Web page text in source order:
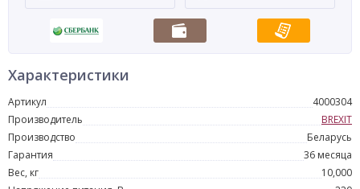
Характеристики
Артикул
4000304
Производитель
BREXIT
Производство
Беларусь
Гарантия
36 месяца
Вес, кг
10,000